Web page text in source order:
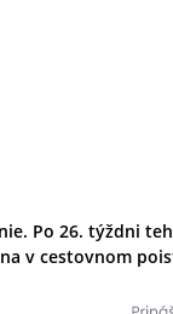
Po 26. týždni
v cestovnom